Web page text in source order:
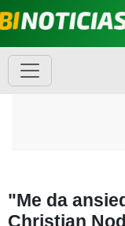
"Me da
Christian